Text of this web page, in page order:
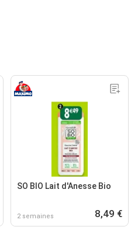
SO BIO Lait d'Anesse Bio
2 semaines 8,49 €